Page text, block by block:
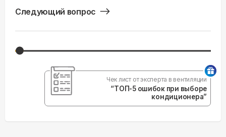
Следующий вопрос
Чек лист от эксперта в вентиляции
“ТОП-5 ошибок при выборе
кондиционера”